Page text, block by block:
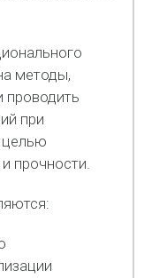
методы,
при
целью
прочности.